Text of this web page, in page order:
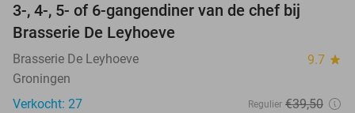
3-, 4-, 5- of 6-gangendiner van de chef bij
Brasserie De Leyhoeve
Brasserie De Leyhoeve 9.7 star
Groningen
Verkocht: 27
Regulier €39,50